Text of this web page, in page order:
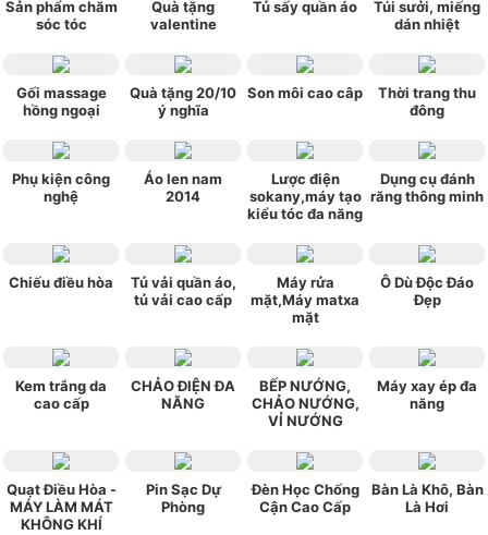
Sản phẩm chăm
sóc tóc
Quà tặng
valentine
Tủ sấy quần áo
Túi sưởi, miếng
dán nhiệt
Gối massage
hồng ngoại
Quà tặng 20/10
ý nghĩa
Son môi cao câp
Thời trang thu
đông
Phụ kiện công
nghệ
Áo len nam
2014
Lược điện
sokany,máy tạo
kiểu tóc đa năng
Dụng cụ đánh
răng thông minh
Chiếu điều hòa
Tủ vải quần áo,
tủ vải cao cấp
Máy rửa
mặt,Máy matxa
mặt
Ô Dù Độc Đáo
Đẹp
Kem trắng da
cao cấp
CHẢO ĐIỆN ĐA
NĂNG
BẾP NƯỚNG,
CHẢO NƯỚNG,
VỈ NƯỚNG
Máy xay ép đa
năng
Quạt Điều Hòa -
MÁY LÀM MÁT
KHÔNG KHÍ
Pin Sạc Dự
Phòng
Đèn Học Chống
Cận Cao Cấp
Bàn Là Khô, Bàn
Là Hơi